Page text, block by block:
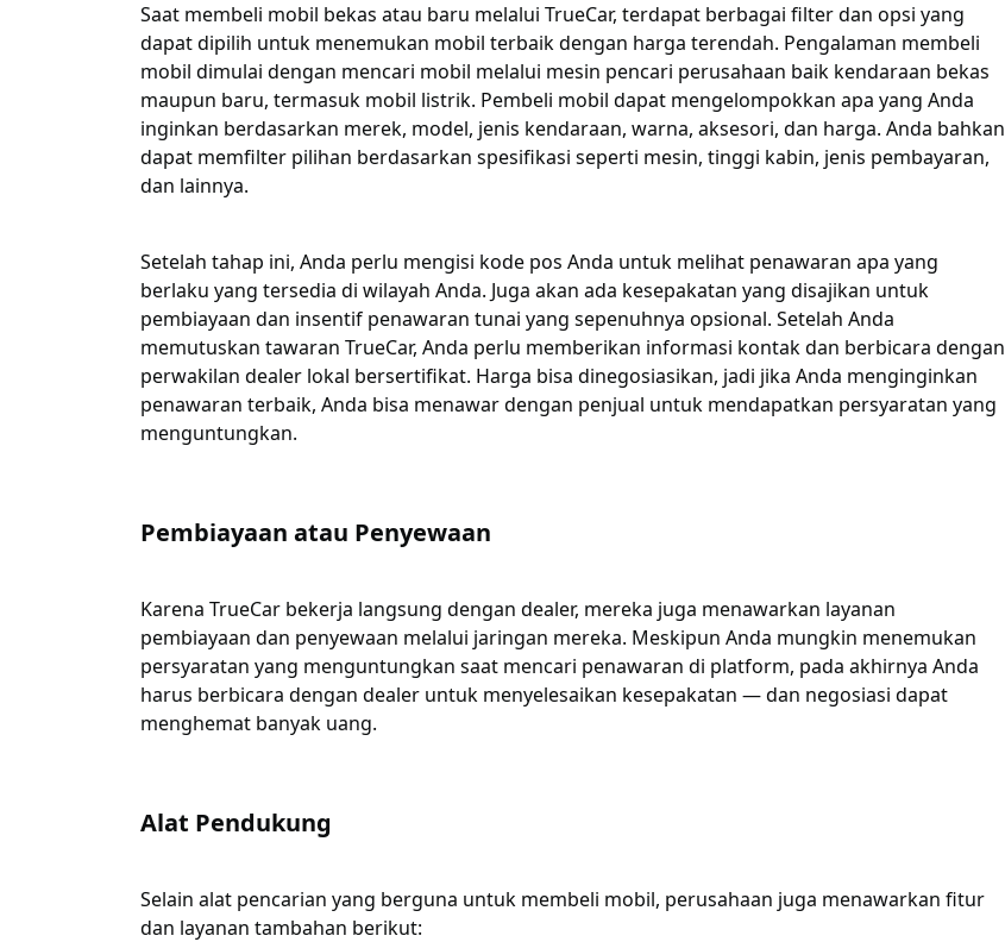
Saat membeli mobil bekas atau baru melalui TrueCar, terdapat berbagai filter dan opsi yang
dapat dipilih untuk menemukan mobil terbaik dengan harga terendah. Pengalaman membeli
mobil dimulai dengan mencari mobil melalui mesin pencari perusahaan baik kendaraan bekas
maupun baru, termasuk mobil listrik. Pembeli mobil dapat mengelompokkan apa yang Anda
inginkan berdasarkan merek, model, jenis kendaraan, warna, aksesori, dan harga. Anda bahkan
dapat memfilter pilihan berdasarkan spesifikasi seperti mesin, tinggi kabin, jenis pembayaran,
dan lainnya.
Setelah tahap ini, Anda perlu mengisi kode pos Anda untuk melihat penawaran apa yang
berlaku yang tersedia di wilayah Anda. Juga akan ada kesepakatan yang disajikan untuk
pembiayaan dan insentif penawaran tunai yang sepenuhnya opsional. Setelah Anda
memutuskan tawaran TrueCar, Anda perlu memberikan informasi kontak dan berbicara dengan
perwakilan dealer lokal bersertifikat. Harga bisa dinegosiasikan, jadi jika Anda menginginkan
penawaran terbaik, Anda bisa menawar dengan penjual untuk mendapatkan persyaratan yang
menguntungkan.
Pembiayaan atau Penyewaan
Karena TrueCar bekerja langsung dengan dealer, mereka juga menawarkan layanan
pembiayaan dan penyewaan melalui jaringan mereka. Meskipun Anda mungkin menemukan
persyaratan yang menguntungkan saat mencari penawaran di platform, pada akhirnya Anda
harus berbicara dengan dealer untuk menyelesaikan kesepakatan — dan negosiasi dapat
menghemat banyak uang.
Alat Pendukung
Selain alat pencarian yang berguna untuk membeli mobil, perusahaan juga menawarkan fitur
dan layanan tambahan berikut: